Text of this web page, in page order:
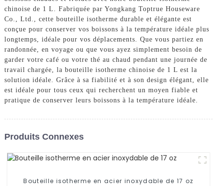
chinoise de 1 L. Fabriquée par Yongkang Toptrue Houseware
Co., Ltd., cette bouteille isotherme durable et élégante est
conçue pour conserver vos boissons à la température idéale plus
longtemps, idéale pour vos déplacements. Que vous partiez en
randonnée, en voyage ou que vous ayez simplement besoin de
garder votre café ou votre thé au chaud pendant une journée de
travail chargée, la bouteille isotherme chinoise de 1 L est la
solution idéale. Grâce à sa fiabilité et à son design élégant, elle
est idéale pour tous ceux qui recherchent un moyen fiable et
pratique de conserver leurs boissons à la température idéale.
Produits Connexes
Bouteille isotherme en acier inoxydable de 17 oz